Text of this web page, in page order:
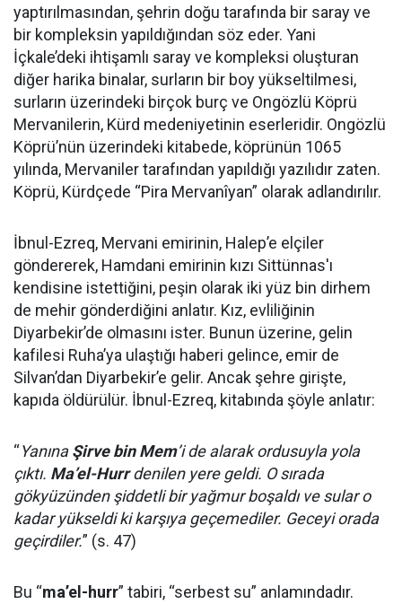
yaptırılmasından, şehrin doğu tarafında bir saray ve
bir kompleksin yapıldığından söz eder. Yani
İçkale’deki ihtişamlı saray ve kompleksi oluşturan
diğer harika binalar, surların bir boy yükseltilmesi,
surların üzerindeki birçok burç ve Ongözlü Köprü
Mervanilerin, Kürd medeniyetinin eserleridir. Ongözlü
Köprü’nün üzerindeki kitabede, köprünün 1065
yılında, Mervaniler tarafından yapıldığı yazılıdır zaten.
Köprü, Kürdçede “Pira Mervanîyan” olarak adlandırılır.
İbnul-Ezreq, Mervani emirinin, Halep’e elçiler
göndererek, Hamdani emirinin kızı Sittünnas'ı
kendisine istettiğini, peşin olarak iki yüz bin dirhem
de mehir gönderdiğini anlatır. Kız, evliliğinin
Diyarbekir’de olmasını ister. Bunun üzerine, gelin
kafilesi Ruha’ya ulaştığı haberi gelince, emir de
Silvan’dan Diyarbekir’e gelir. Ancak şehre girişte,
kapıda öldürülür. İbnul-Ezreq, kitabında şöyle anlatır:
“YanınaŞirve bin Mem’i de alarak ordusuyla yola
çıktı. Ma’el-Hurrdenilen yere geldi. O sırada
gökyüzünden şiddetli bir yağmur boşaldı ve sular o
kadar yükseldi ki karşıya geçemediler. Geceyi orada
geçirdiler.” (s. 47)
Bu “ma’el-hurr” tabiri, “serbest su” anlamındadır.